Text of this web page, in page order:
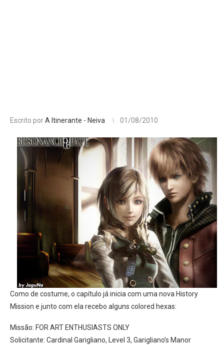
Escrito porA Itinerante - Neiva 01/08/2010
Como de costume, o capítulo já inicia com uma nova History
Mission e junto com ela recebo alguns colored hexas:
Missão: FOR ART ENTHUSIASTS ONLY
Solicitante: Cardinal Garigliano, Level 3, Garigliano’s Manor